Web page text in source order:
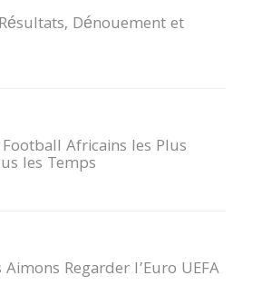
Dénouement et
Africains les Plus
les Temps
Regarder l’Euro UEFA